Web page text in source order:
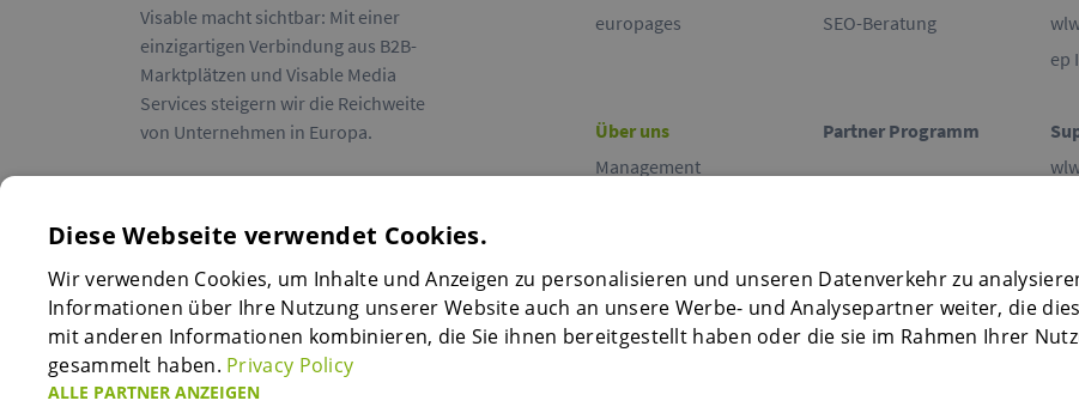
Visable macht sichtbar: Mit einer
einzigartigen Verbindung aus B2B-
Marktplätzen und Visable Media
Services steigern wir die Reichweite
von Unternehmen in Europa.
europages
SEO-Beratung
ep
Über uns
Management
Standorte
Presse
Partner Programm
Diese Webseite verwendet Cookies.
Wir verwenden Cookies, um Inhalte und Anzeigen zu personalisieren und unseren Datenverkehr zu
Informationen über Ihre Nutzung unserer Website auch an unsere Werbe- und Analysepartner weiter, die
mit anderen Informationen kombinieren, die Sie ihnen bereitgestellt haben oder die sie im Rahmen Ihrer
gesammelt haben. Privacy Policy
ALLE PARTNER ANZEIGEN